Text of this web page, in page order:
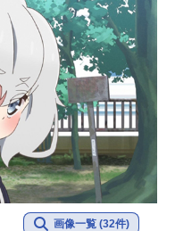
画像一覧 (32件)